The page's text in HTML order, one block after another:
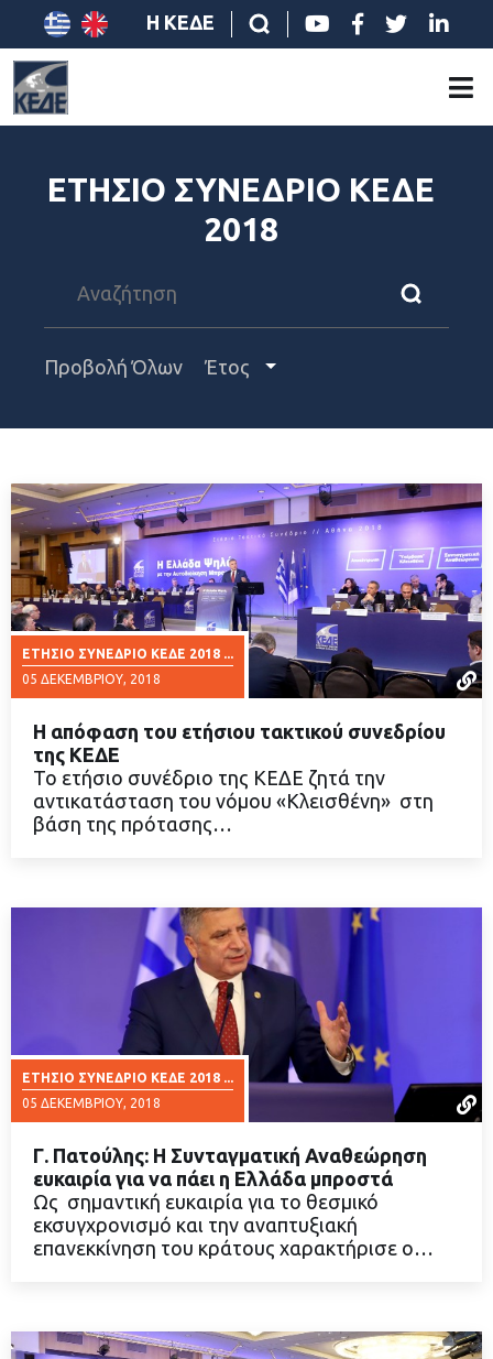
Η ΚΕΔΕ
ΕΤΗΣΙΟ ΣΥΝΕΔΡΙΟ ΚΕΔΕ
2018
Προβολή Όλων Έτος
ΕΤΉΣΙΟ ΣΥΝΈΔΡΙΟ ΚΕΔΕ 2018 ...
05 ΔΕΚΕΜΒΡΊΟΥ, 2018
ΔΙΑΒΑΣΤΕ ΠΕΡΙΣΣΟΤΕΡΑ
Η απόφαση του ετήσιου τακτικού συνεδρίου
της ΚΕΔΕ
Το ετήσιο συνέδριο της ΚΕΔΕ ζητά την
αντικατάσταση του νόμου «Κλεισθένη» στη
βάση της πρότασης…
ΕΤΉΣΙΟ ΣΥΝΈΔΡΙΟ ΚΕΔΕ 2018 ...
05 ΔΕΚΕΜΒΡΊΟΥ, 2018
ΔΙΑΒΑΣΤΕ ΠΕΡΙΣΣΟΤΕΡΑ
Γ. Πατούλης: Η Συνταγματική Αναθεώρηση
ευκαιρία για να πάει η Ελλάδα μπροστά
Ως σημαντική ευκαιρία για το θεσμικό
εκσυγχρονισμό και την αναπτυξιακή
επανεκκίνηση του κράτους χαρακτήρισε ο…